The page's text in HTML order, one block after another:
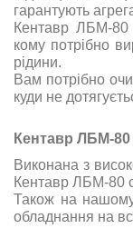
гарантують
Кентавр ЛБМ-80
кому потрібно
рідини.
Вам потрібно
куди не
Кентавр ЛБМ-80
Виконана з
Кентавр ЛБМ-80
Також на
обладнання на